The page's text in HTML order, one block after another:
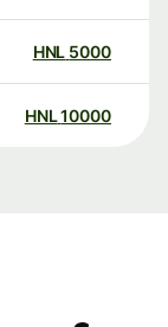
5000
HNL
10000
HNL